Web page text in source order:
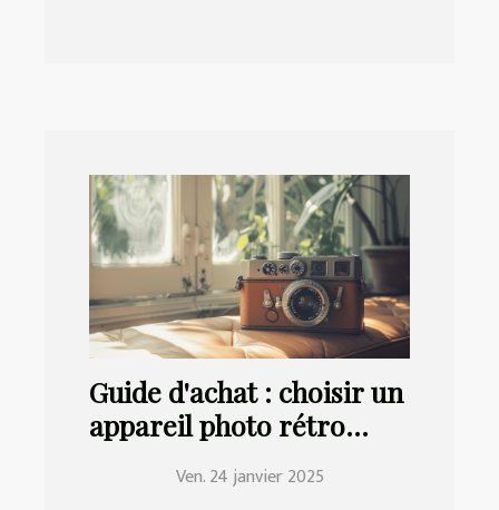
Guide d'achat : choisir un
appareil photo rétro
Ven. 24 janvier 2025